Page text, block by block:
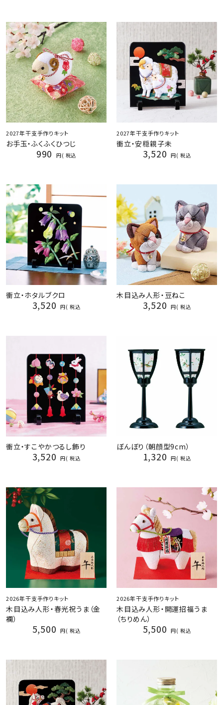
2027年干支手作りキット
お手玉・ふくふくひつじ
990 税込
2027年干支手作りキット
衝立・安穏親子未
3,520 税込
衝立・ホタルブクロ
3,520 税込
木目込み人形・豆ねこ
3,520 税込
衝立・すこやかつるし飾り
3,520 税込
ぼんぼり（朝顔型9cm）
1,320 税込
2026年干支手作りキット
木目込み人形・春光祝うま（金
襴）
5,500 税込
2026年干支手作りキット
木目込み人形・開運招福うま
（ちりめん）
5,500 税込